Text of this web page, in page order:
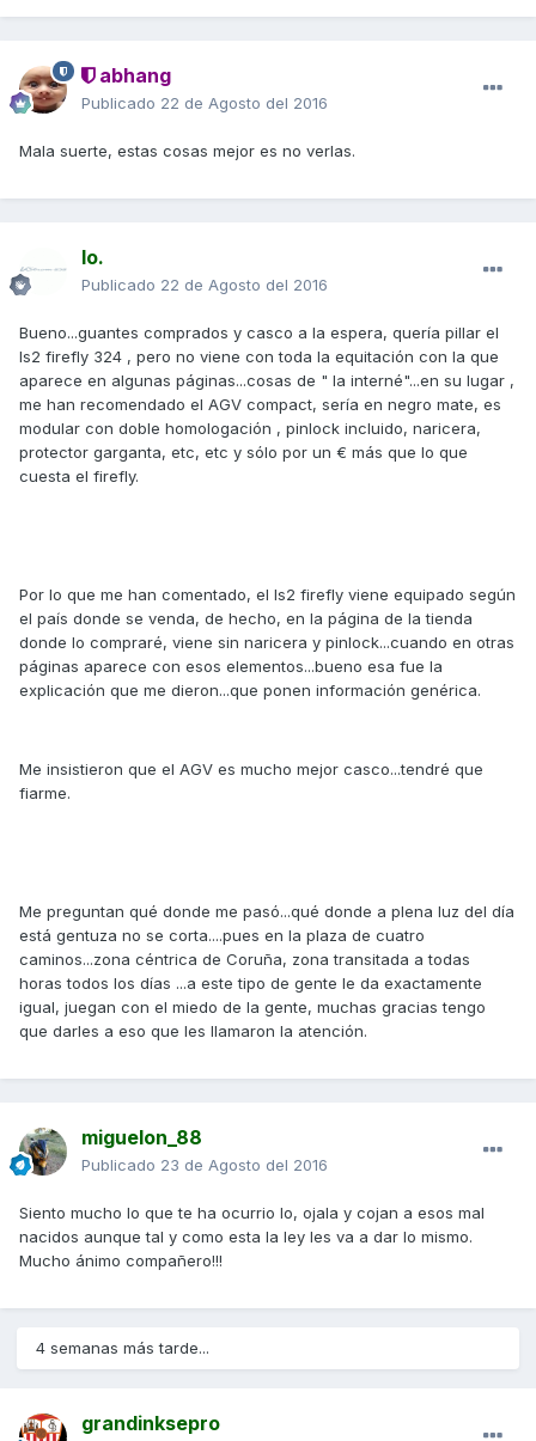
abhang
Publicado 22 de Agosto del 2016
Mala suerte, estas cosas mejor es no verlas.
Io.
Publicado 22 de Agosto del 2016
Bueno...guantes comprados y casco a la espera, quería pillar el
ls2 firefly 324 , pero no viene con toda la equitación con la que
aparece en algunas páginas...cosas de " la interné"...en su lugar ,
me han recomendado el AGV compact, sería en negro mate, es
modular con doble homologación , pinlock incluido, naricera,
protector garganta, etc, etc y sólo por un € más que lo que
cuesta el firefly.
Por lo que me han comentado, el ls2 firefly viene equipado según
el país donde se venda, de hecho, en la página de la tienda
donde lo compraré, viene sin naricera y pinlock...cuando en otras
páginas aparece con esos elementos...bueno esa fue la
explicación que me dieron...que ponen información genérica.
Me insistieron que el AGV es mucho mejor casco...tendré que
fiarme.
Me preguntan qué donde me pasó...qué donde a plena luz del día
está gentuza no se corta....pues en la plaza de cuatro
caminos...zona céntrica de Coruña, zona transitada a todas
horas todos los días ...a este tipo de gente le da exactamente
igual, juegan con el miedo de la gente, muchas gracias tengo
que darles a eso que les llamaron la atención.
miguelon_88
Publicado 23 de Agosto del 2016
Siento mucho lo que te ha ocurrio lo, ojala y cojan a esos mal
nacidos aunque tal y como esta la ley les va a dar lo mismo.
Mucho ánimo compañero!!!
4 semanas más tarde...
grandinksepro